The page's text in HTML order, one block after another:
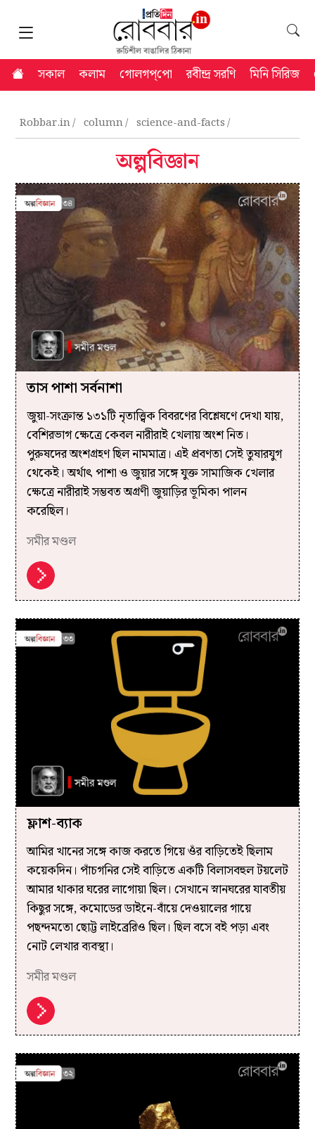
সকাল কলাম গোলগপ্‌পো রবীন্দ্র সরণি মিনি সিরিজ
Robbar.in column science-and-facts
অল্পবিজ্ঞান
তাস পাশা সর্বনাশা
জুয়া-সংক্রান্ত ১৩১টি নৃতাত্ত্বিক বিবরণের বিশ্লেষণে দেখা যায়,
বেশিরভাগ ক্ষেত্রে কেবল নারীরাই খেলায় অংশ নিত।
পুরুষদের অংশগ্রহণ ছিল নামমাত্র। এই প্রবণতা সেই তুষারযুগ
থেকেই। অর্থাৎ পাশা ও জুয়ার সঙ্গে যুক্ত সামাজিক খেলার
ক্ষেত্রে নারীরাই সম্ভবত অগ্রণী জুয়াড়ির ভূমিকা পালন
করেছিল।
সমীর মণ্ডল
ফ্লাশ-ব্যাক
আমির খানের সঙ্গে কাজ করতে গিয়ে ওঁর বাড়িতেই ছিলাম
কয়েকদিন। পাঁচগনির সেই বাড়িতে একটি বিলাসবহুল টয়লেট
আমার থাকার ঘরের লাগোয়া ছিল। সেখানে স্নানঘরের যাবতীয়
কিছুর সঙ্গে, কমোডের ডাইনে-বাঁয়ে দেওয়ালের গায়ে
পছন্দমতো ছোট্ট লাইব্রেরিও ছিল। ছিল বসে বই পড়া এবং
নোট লেখার ব্যবস্থা।
সমীর মণ্ডল